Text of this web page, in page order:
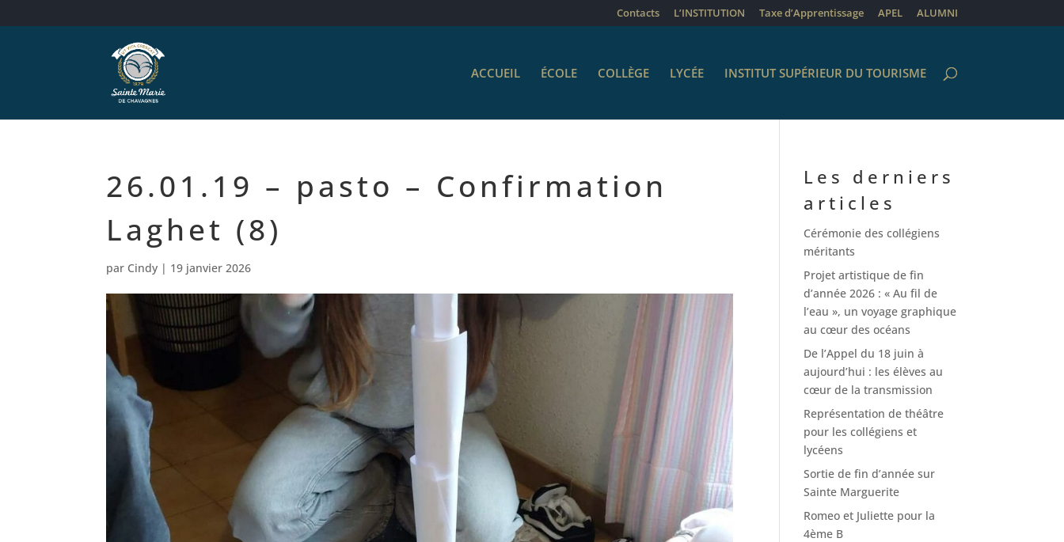
Contacts L’INSTITUTION Taxe d’Apprentissage APEL ALUMNI
ACCUEIL ÉCOLE COLLÈGE LYCÉE INSTITUT SUPÉRIEUR DU TOURISME
26.01.19 – pasto – Confirmation
Laghet (8)
par Cindy | 19 janvier 2026
Les derniers
articles
Cérémonie des collégiens
méritants
Projet artistique de fin
d’année 2026 : « Au fil de
l’eau », un voyage graphique
au cœur des océans
De l’Appel du 18 juin à
aujourd’hui : les élèves au
cœur de la transmission
Représentation de théâtre
pour les collégiens et
lycéens
Sortie de fin d’année sur
Sainte Marguerite
Romeo et Juliette pour la
4ème B